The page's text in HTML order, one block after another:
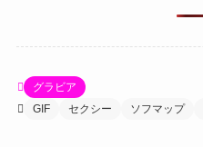
グラビア
GIF
セクシー ソフマップ